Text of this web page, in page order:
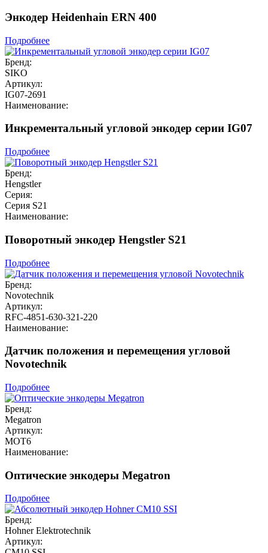
Энкодер Heidenhain ERN 400
Подробнее
Бренд:
SIKO
Артикул:
IG07-2691
Наименование:
Инкрементальный угловой энкодер серии IG07
Подробнее
Бренд:
Hengstler
Серия:
Серия S21
Наименование:
Поворотный энкодер Hengstler S21
Подробнее
Бренд:
Novotechnik
Артикул:
RFC-4851-630-321-220
Наименование:
Датчик положения и перемещения угловой
Novotechnik
Подробнее
Бренд:
Megatron
Артикул:
MOT6
Наименование:
Оптические энкодеры Megatron
Подробнее
Бренд:
Hohner Elektrotechnik
Артикул: